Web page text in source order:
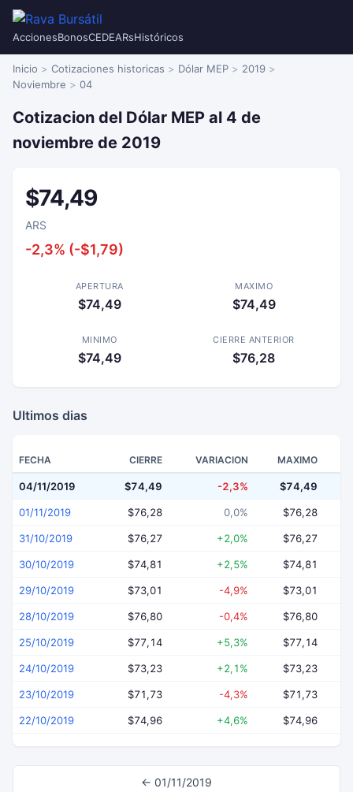
AccionesBonosCEDEARsHistóricos
Inicio Cotizaciones historicas Dólar MEP
2019
Noviembre
04
Cotizacion del Dólar MEP al 4 de
noviembre de 2019
$74,49
ARS
-2,3% (-$1,79)
APERTURA
$74,49
MAXIMO
$74,49
MINIMO
$74,49
CIERRE ANTERIOR
$76,28
Ultimos dias
FECHA CIERRE VARIACION MAXIMO
04/11/2019 $74,49 -2,3% $74,49
01/11/2019 $76,28 0,0% $76,28
31/10/2019 $76,27 +2,0% $76,27
30/10/2019 $74,81 +2,5% $74,81
29/10/2019 $73,01 -4,9% $73,01
28/10/2019 $76,80 -0,4% $76,80
25/10/2019 $77,14 +5,3% $77,14
24/10/2019 $73,23 +2,1% $73,23
23/10/2019 $71,73 -4,3% $71,73
22/10/2019 $74,96 +4,6% $74,96
← 01/11/2019